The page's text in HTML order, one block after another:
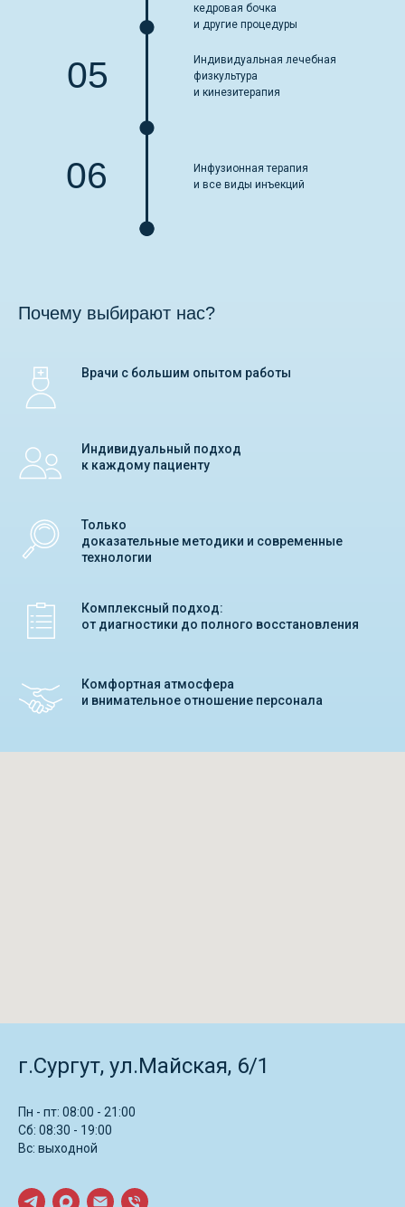
06
Инфузионная терапия
и все виды инъекций
05
Индивидуальная лечебная
физкультура
и кинезитерапия
кедровая бочка
и другие процедуры
Почему выбирают нас?
Врачи с большим опытом работы
Индивидуальный подход
к каждому пациенту
Только
доказательные методики и современные
технологии
Комплексный подход:
от диагностики до полного восстановления
Комфортная атмосфера
и внимательное отношение персонала
г.Сургут, ул.Майская, 6/1
Пн - пт: 08:00 - 21:00
Сб: 08:30 - 19:00
Вс: выходной